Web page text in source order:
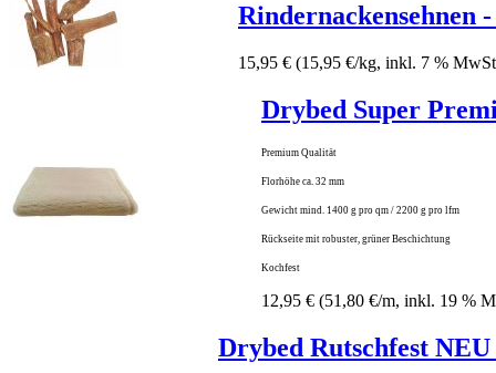
Rindernackensehnen
15,95 € (15,95 €/kg, inkl. 7 %
Drybed Super
Premium Qualität
Florhöhe ca. 32 mm
Gewicht mind. 1400 g pro qm / 2200 g pro lfm
Rückseite mit robuster, grüner Beschichtung
Kochfest
12,95 € (51,80 €/m, inkl. 19 %
Drybed Rutschfest